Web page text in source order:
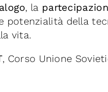
, la
potenzialità della
vita.
, Corso Unione